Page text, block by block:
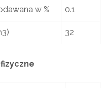
w % 0.1
32